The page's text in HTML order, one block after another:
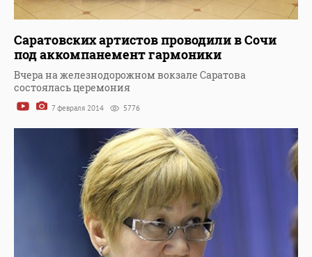
Саратовских артистов проводили в Сочи
под аккомпанемент гармоники
Вчера на железнодорожном вокзале Саратова
состоялась церемония
7 февраля 2014 5776